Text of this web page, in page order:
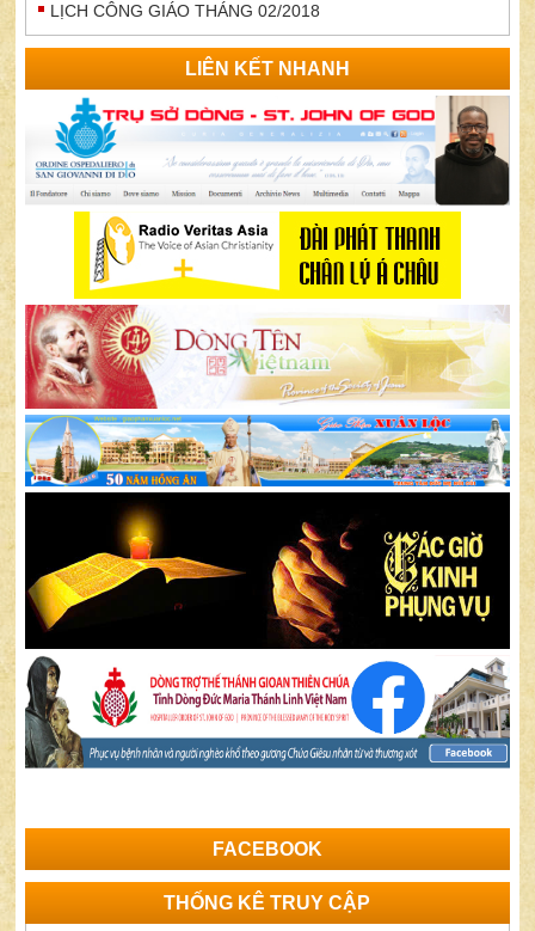
LỊCH CÔNG GIÁO THÁNG 02/2018
LIÊN KẾT NHANH
FACEBOOK
THỐNG KÊ TRUY CẬP